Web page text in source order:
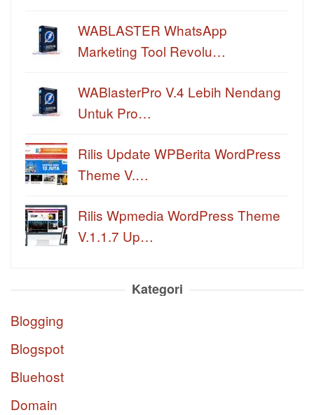
WABLASTER WhatsApp
Marketing Tool Revolu…
WABlasterPro V.4 Lebih Nendang
Untuk Pro…
Rilis Update WPBerita WordPress
Theme V.…
Rilis Wpmedia WordPress Theme
V.1.1.7 Up…
Kategori
Blogging
Blogspot
Bluehost
Domain